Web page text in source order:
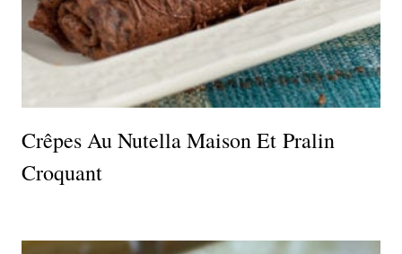
Crêpes Au Nutella Maison Et Pralin
Croquant